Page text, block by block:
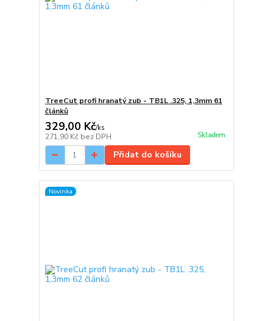
TreeCut profi hranatý zub - TB1L .325, 1,3mm 61
článků
329,00 Kč/ks
271,90 Kč bez DPH Skladem
Přidat do košíku
Novinka